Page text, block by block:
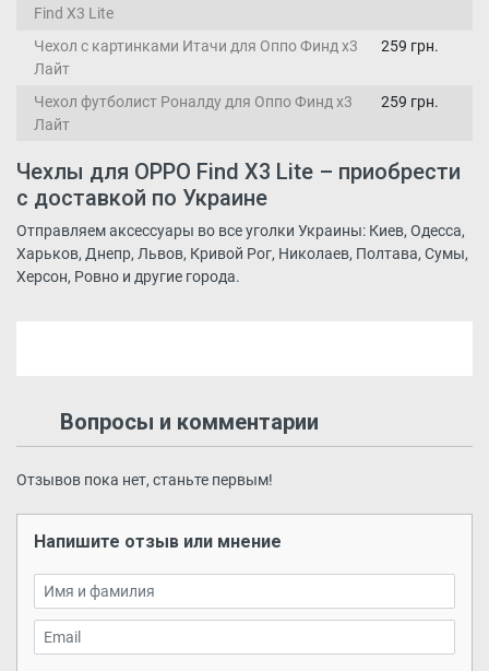
Find X3 Lite
Чехол с картинками Итачи для Оппо Финд х3
Лайт
259 грн.
Чехол футболист Роналду для Оппо Финд х3
Лайт
259 грн.
Чехлы для OPPO Find X3 Lite – приобрести
с доставкой по Украине
Отправляем аксессуары во все уголки Украины: Киев, Одесса,
Харьков, Днепр, Львов, Кривой Рог, Николаев, Полтава, Сумы,
Херсон, Ровно и другие города.
Вопросы и комментарии
Отзывов пока нет, станьте первым!
Напишите отзыв или мнение